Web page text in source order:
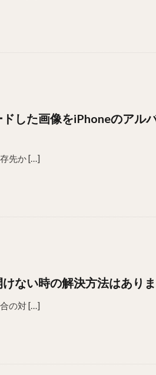
した画像をiPhoneのアル
先か […]
ない時の解決方法はあり
の対 […]